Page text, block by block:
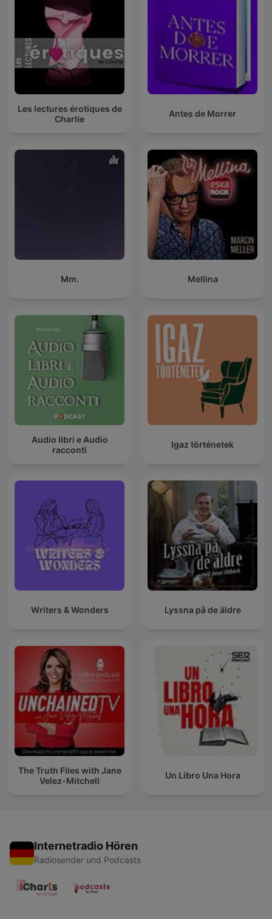
Les lectures érotiques de
Charlie
Antes de Morrer
Mm. Mellina
Audio libri e Audio
racconti
Igaz történetek
Writers & Wonders Lyssna på de äldre
The Truth Files with Jane
Velez-Mitchell
Un Libro Una Hora
Internetradio Hören
Radiosender und Podcasts